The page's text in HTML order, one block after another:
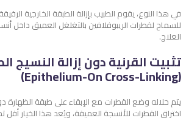
في هذا النوع، يقوم الطبيب بإزالة الطبقة الخارجية
للسماح لقطرات الريبوفلافين بالتغلغل العميق داخل
العلاج.
تثبيت القرنية دون إزالة النسيج
(Epithelium-On Cross-Linking)
يتم خلاله وضع القطرات مع الإبقاء على طبقة الظهارة
اختراق القطرات للأنسجة العميقة، ويُعد هذا الخيار أقل